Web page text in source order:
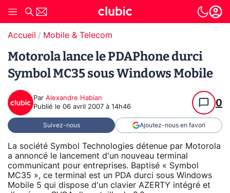
Accueil Mobile & Telecom
Motorola lance le PDAPhone durci
Symbol MC35 sous Windows Mobile
Par Alexandre Habian
Publié le 06 avril 2007 à 14h46 0
Suivez-nous Ajoutez-nous en favori
La société Symbol Technologies détenue par Motorola
a annoncé le lancement d'un nouveau terminal
communicant pour entreprises. Baptisé « Symbol
MC35 », ce terminal est un PDA durci sous Windows
Mobile 5 qui dispose d'un clavier AZERTY intégré et